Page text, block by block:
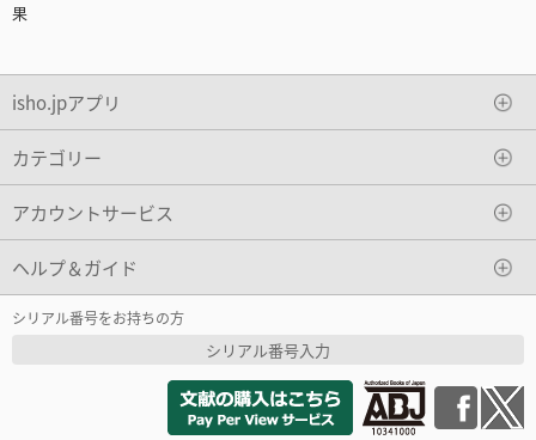
果
isho.jpアプリ
カテゴリー
アカウントサービス
ヘルプ＆ガイド
シリアル番号をお持ちの方
シリアル番号入力